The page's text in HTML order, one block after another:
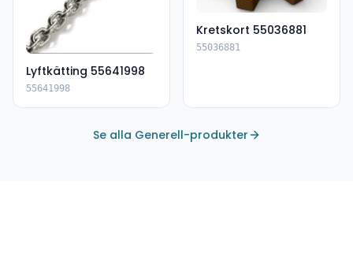
Lyftkätting 55641998
55641998
Kretskort 55036881
55036881
Se alla Generell-produkter